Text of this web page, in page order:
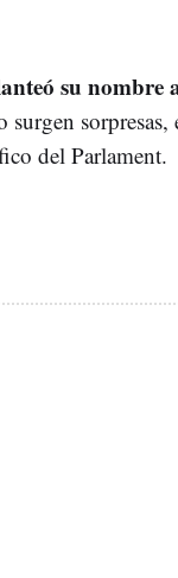
su nombre
sorpresas,
del Parlament.